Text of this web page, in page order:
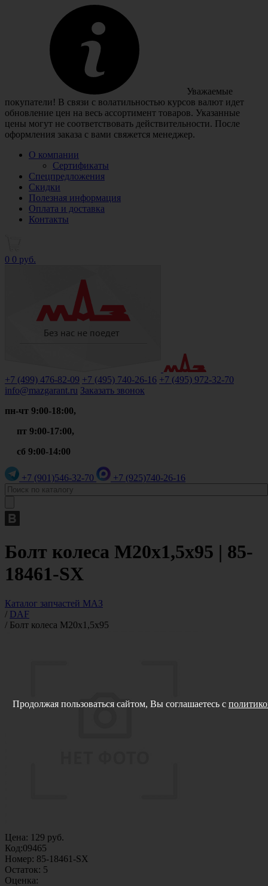
Уважаемые
покупатели! В связи с волатильностью курсов валют идет
обновление цен на весь ассортимент товаров. Указанные
цены могут не соответствовать действительности. После
оформления заказа с вами свяжется менеджер.
О компании
Сертификаты
Спецпредложения
Скидки
Полезная информация
Оплата и доставка
Контакты
0 0 руб.
+7 (499) 476-82-09 +7 (495) 740-26-16 +7 (495) 972-32-70
info@mazgarant.ru Заказать звонок
пн-чт 9:00-18:00,
пт 9:00-17:00,
сб 9:00-14:00
+7 (901)546-32-70 +7 (925)740-26-16
Болт колеса М20х1,5х95 | 85-
18461-SX
Каталог запчастей МАЗ
/ DAF
/ Болт колеса М20х1,5х95
Цена: 129 руб.
Код:09465
Номер: 85-18461-SX
Остаток: 5
Оценка:
Продолжая пользоваться сайтом, Вы соглашаетесь с